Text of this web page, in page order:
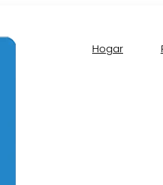
Hogar